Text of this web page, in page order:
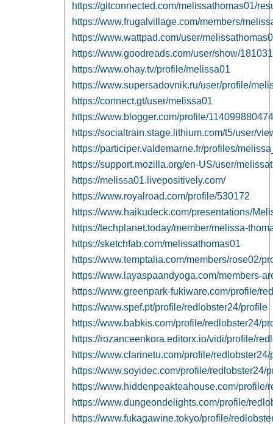
https://gitconnected.com/melissathomas01/
https://www.frugalvillage.com/members/
https://www.wattpad.com/user/
https://www.goodreads.com/user/show/
https://www.ohay.tv/profile/melissa01
https://www.supersadovnik.ru/user/profile/
https://connect.gt/user/melissa01
https://www.blogger.com/profile/
https://socialtrain.stage.lithium.com/t5/user/
https://participer.valdemarne.fr/profiles/
https://support.mozilla.org/en-US/user/
https://melissa01.livepositively.com/
https://www.royalroad.com/profile/530172
https://www.haikudeck.com/presentations/
https://techplanet.today/member/melissa-
https://sketchfab.com/melissathomas01
https://www.temptalia.com/members/rose02/
https://www.layaspaandyoga.com/members-
https://www.greenpark-fukiware.com/profile/
https://www.spef.pt/profile/redlobster24/profile
https://www.babkis.com/profile/redlobster24/
https://rozanceenkora.editorx.io/vidi/profile/
https://www.clarinetu.com/profile/redlobster24/
https://www.soyidec.com/profile/redlobster24/
https://www.hiddenpeakteahouse.com/profile/
https://www.dungeondelights.com/profile/
https://www.fukagawine.tokyo/profile/